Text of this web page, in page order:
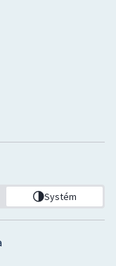
Systém